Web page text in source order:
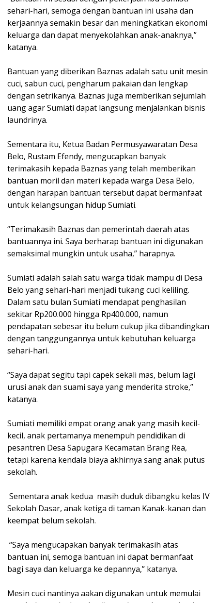
sehari-hari, semoga dengan bantuan ini usaha dan
kerjaannya semakin besar dan meningkatkan ekonomi
keluarga dan dapat menyekolahkan anak-anaknya,”
katanya.
Bantuan yang diberikan Baznas adalah satu unit mesin
cuci, sabun cuci, pengharum pakaian dan lengkap
dengan setrikanya. Baznas juga memberikan sejumlah
uang agar Sumiati dapat langsung menjalankan bisnis
laundrinya.
Sementara itu, Ketua Badan Permusyawaratan Desa
Belo, Rustam Efendy, mengucapkan banyak
terimakasih kepada Baznas yang telah memberikan
bantuan moril dan materi kepada warga Desa Belo,
dengan harapan bantuan tersebut dapat bermanfaat
untuk kelangsungan hidup Sumiati.
“Terimakasih Baznas dan pemerintah daerah atas
bantuannya ini. Saya berharap bantuan ini digunakan
semaksimal mungkin untuk usaha,” harapnya.
Sumiati adalah salah satu warga tidak mampu di Desa
Belo yang sehari-hari menjadi tukang cuci keliling.
Dalam satu bulan Sumiati mendapat penghasilan
sekitar Rp200.000 hingga Rp400.000, namun
pendapatan sebesar itu belum cukup jika dibandingkan
dengan tanggungannya untuk kebutuhan keluarga
sehari-hari.
“Saya dapat segitu tapi capek sekali mas, belum lagi
urusi anak dan suami saya yang menderita stroke,”
katanya.
Sumiati memiliki empat orang anak yang masih kecil-
kecil, anak pertamanya menempuh pendidikan di
pesantren Desa Sapugara Kecamatan Brang Rea,
tetapi karena kendala biaya akhirnya sang anak putus
sekolah.
Sementara anak kedua masih duduk dibangku kelas IV
Sekolah Dasar, anak ketiga di taman Kanak-kanan dan
keempat belum sekolah.
“Saya mengucapakan banyak terimakasih atas
bantuan ini, semoga bantuan ini dapat bermanfaat
bagi saya dan keluarga ke depannya,” katanya.
Mesin cuci nantinya aakan digunakan untuk memulai